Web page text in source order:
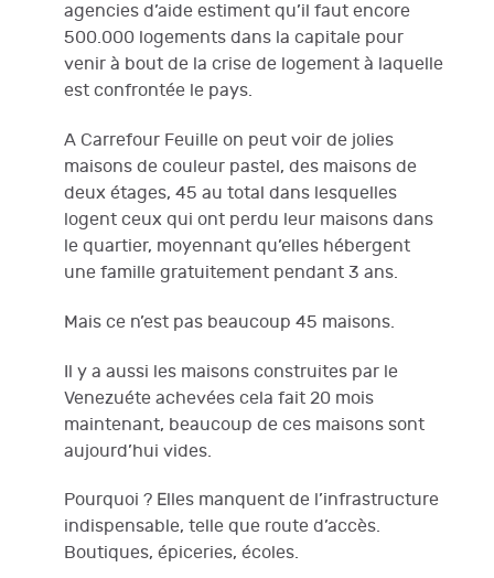
agencies d’aide estiment qu’il faut encore
500.000 logements dans la capitale pour
venir à bout de la crise de logement à laquelle
est confrontée le pays.
A Carrefour Feuille on peut voir de jolies
maisons de couleur pastel, des maisons de
deux étages, 45 au total dans lesquelles
logent ceux qui ont perdu leur maisons dans
le quartier, moyennant qu’elles hébergent
une famille gratuitement pendant 3 ans.
Mais ce n’est pas beaucoup 45 maisons.
Il y a aussi les maisons construites par le
Venezuéte achevées cela fait 20 mois
maintenant, beaucoup de ces maisons sont
aujourd’hui vides.
Pourquoi ? Elles manquent de l’infrastructure
indispensable, telle que route d’accès.
Boutiques, épiceries, écoles.